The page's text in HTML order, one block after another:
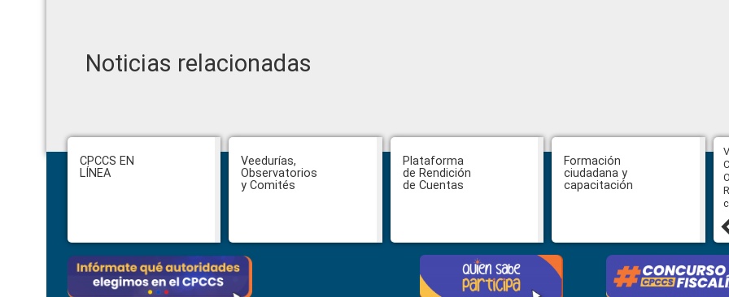
Noticias relacionadas
Footer
CPCCS EN
LÍNEA
Veedurías,
Observatorios
y Comités
Plataforma
de Rendición
de Cuentas
Formación
ciudadana y
capacitación
CPCCS aprueba convocatoria a
Veeduría para designación de la
autoridad de la SOT